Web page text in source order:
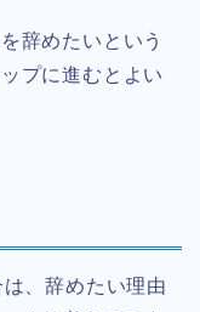
辞めたいという
プに進むとよい
、辞めたい理由